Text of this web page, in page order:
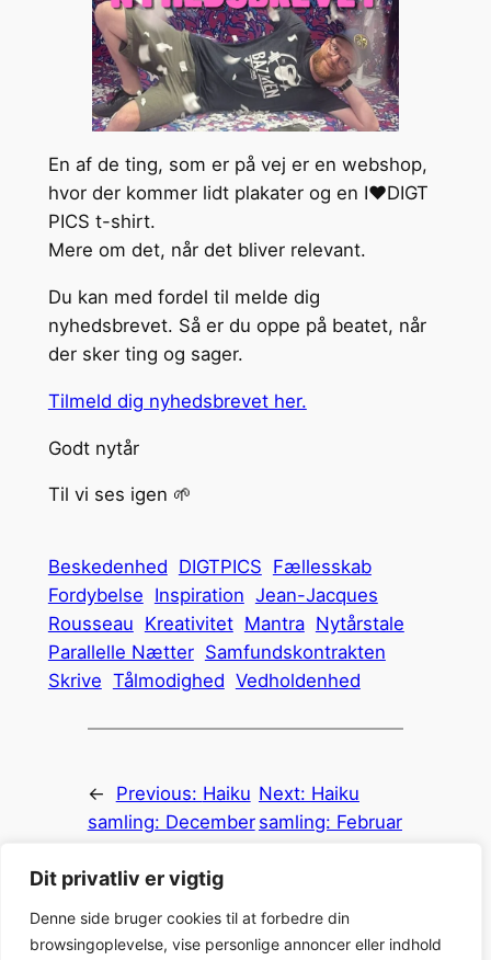
Dit privatliv er vigtig
Denne side bruger cookies til at forbedre din
browsingoplevelse, vise personlige annoncer eller indhold
En af de ting, som er på vej er en webshop,
hvor der kommer lidt plakater og en I❤️DIGT
PICS t-shirt.
Mere om det, når det bliver relevant.
Du kan med fordel til melde dig
nyhedsbrevet. Så er du oppe på beatet, når
der sker ting og sager.
Tilmeld dig nyhedsbrevet her.
Godt nytår
Til vi ses igen 🌱
Beskedenhed DIGTPICS Fællesskab
Fordybelse Inspiration Jean-Jacques
Rousseau Kreativitet Mantra Nytårstale
Parallelle Nætter Samfundskontrakten
Skrive Tålmodighed Vedholdenhed
← Previous: Haiku
samling: December
Next: Haiku
samling: Februar